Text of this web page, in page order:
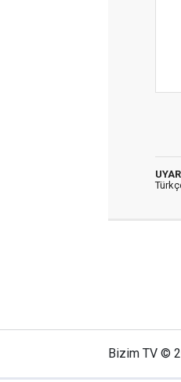
Bizim TV ©